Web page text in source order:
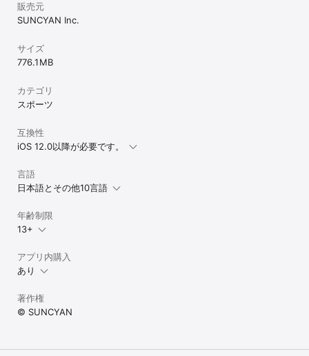
販売元
SUNCYAN Inc.
サイズ
776.1 MB
カテゴリ
スポーツ
互換性
iOS 12.0以降が必要です。
言語
日本語とその他10言語
年齢制限
13+
アプリ内購入
あり
著作権
© SUNCYAN